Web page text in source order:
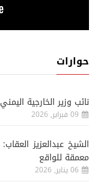
حوارات
نائب وزير الخارجية
09 فبراير, 2026
الشيخ عبدالعزيز
معمقة للواقع
06 يناير, 2026